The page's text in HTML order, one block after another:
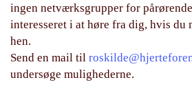
ingen netværksgrupper for
interesseret i at høre fra dig, hvis du
hen.
Send en mail til
undersøge mulighederne.